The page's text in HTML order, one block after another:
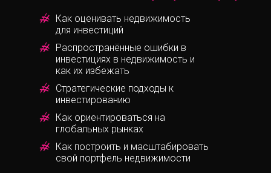
Как оценивать недвижимость
для инвестиций
Распространённые ошибки в
инвестициях в недвижимость и
как их избежать
Стратегические подходы к
инвестированию
Как ориентироваться на
глобальных рынках
Как построить и масштабировать
свой портфель недвижимости